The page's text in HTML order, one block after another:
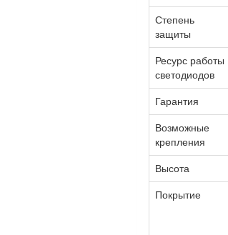
Степень
защиты
Ресурс работы
светодиодов
Гарантия
Возможные
крепления
Высота
Покрытие